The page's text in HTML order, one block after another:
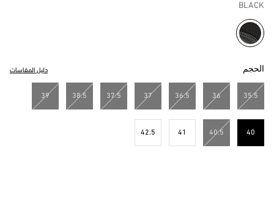
BLACK
مختار
الحجم دليل المقاسات
35.5
36
36.5
37
37.5
38.5
39
40
40.5
41
42.5